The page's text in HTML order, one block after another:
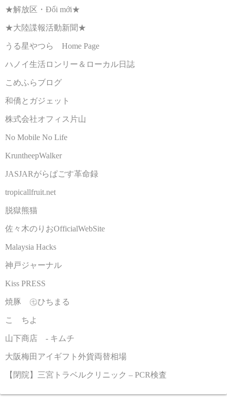
★解放区・Đổi mới★
★大陸諜報活動新聞★
うる星やつら Home Page
ハノイ生活ロンリー＆ローカル日誌
こめふらブログ
和僑とガジェット
株式会社オフィス片山
No Mobile No Life
KruntheepWalker
JASJARがらぱごす革命録
tropicallfruit.net
脱獄熊猫
佐々木のりおOfficialWebSite
Malaysia Hacks
神戸ジャーナル
Kiss PRESS
焼豚 ㊆ひちまる
こゝちよ
山下商店 - キムチ
大阪梅田アイギフト外貨両替相場
【閉院】三宮トラベルクリニック – PCR検査